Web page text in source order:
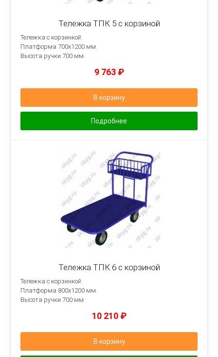
Тележка ТПК 5 с корзиной
Тележка с корзинкой.
Платформа 700х1200 мм.
Высота ручки 700 мм.
9 763 ₽
В корзину
Подробнее
Тележка ТПК 6 с корзиной
Тележка с корзинкой.
Платформа 800х1200 мм.
Высота ручки 700 мм.
10 210 ₽
В корзину